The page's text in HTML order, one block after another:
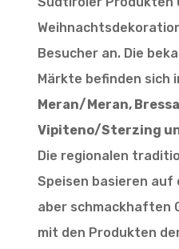
Besucher an. Die
Märkte befinden sich
Meran/Meran,
Vipiteno/Sterzing
Die regionalen
Speisen basieren auf
aber schmackhaften
mit den Produkten